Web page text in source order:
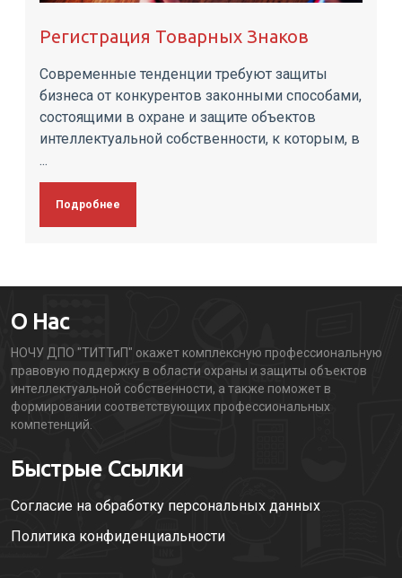
Регистрация Товарных Знаков
Современные тенденции требуют защиты
бизнеса от конкурентов законными способами,
состоящими в охране и защите объектов
интеллектуальной собственности, к которым, в
...
Подробнее
О Нас
НОЧУ ДПО "ТИТТиП" окажет комплексную профессиональную
правовую поддержку в области охраны и защиты объектов
интеллектуальной собственности, а также поможет в
формировании соответствующих профессиональных
компетенций.
Быстрые Ссылки
Согласие на обработку персональных данных
Политика конфиденциальности